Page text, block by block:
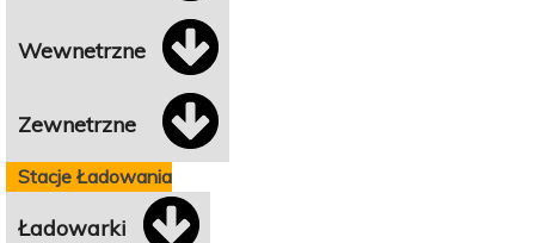
Wewnetrzne
Zewnetrzne
Stacje Ładowania
Ładowarki